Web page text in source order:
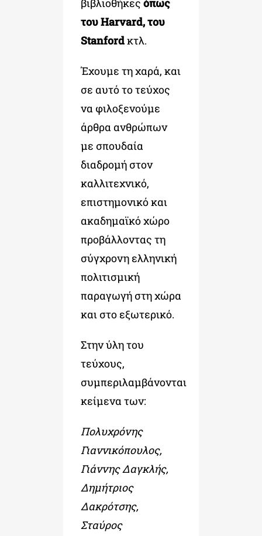
βιβλιοθήκες όπως
του Harvard, του
Stanfordκτλ.
Έχουμε τη χαρά, και
σε αυτό το τεύχος
να φιλοξενούμε
άρθρα ανθρώπων
με σπουδαία
διαδρομή στον
καλλιτεχνικό,
επιστημονικό και
ακαδημαϊκό χώρο
προβάλλοντας τη
σύγχρονη ελληνική
πολιτισμική
παραγωγή στη χώρα
και στο εξωτερικό.
Στην ύλη του
τεύχους,
συμπεριλαμβάνονται
κείμενα των:
Πολυχρόνης
Γιαννικόπουλος,
Γιάννης Δαγκλής,
Δημήτριος
Δακρότσης,
Σταύρος